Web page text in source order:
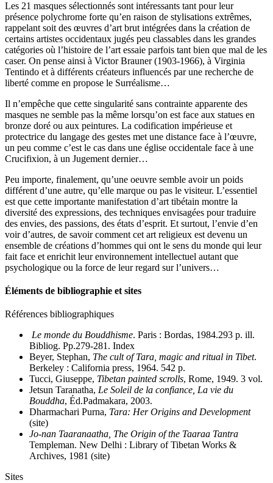
Les 21 masques sélectionnés sont intéressants tant pour leur
présence polychrome forte qu’en raison de stylisations extrêmes,
rappelant soit des œuvres d’art brut intégrées dans la création de
certains artistes occidentaux jugés peu classables dans les grandes
catégories où l’histoire de l’art essaie parfois tant bien que mal de les
caser. On pense ainsi à Victor Brauner (1903-1966), à Virginia
Tentindo et à différents créateurs influencés par une recherche de
liberté comme en propose le Surréalisme…
Il n’empêche que cette singularité sans contrainte apparente des
masques ne semble pas la même lorsqu’on est face aux statues en
bronze doré ou aux peintures. La codification impérieuse et
protectrice du langage des gestes met une distance face à l’œuvre,
un peu comme c’est le cas dans une église occidentale face à une
Crucifixion, à un Jugement dernier…
Peu importe, finalement, qu’une oeuvre semble avoir un poids
différent d’une autre, qu’elle marque ou pas le visiteur. L’essentiel
est que cette importante manifestation d’art tibétain montre la
diversité des expressions, des techniques envisagées pour traduire
des envies, des passions, des états d’esprit. Et surtout, l’envie d’en
voir d’autres, de savoir comment cet art religieux est devenu un
ensemble de créations d’hommes qui ont le sens du monde qui leur
fait face et enrichit leur environnement intellectuel autant que
psychologique ou la force de leur regard sur l’univers…
Éléments de bibliographie et sites
Références bibliographiques
Le monde du Bouddhisme. Paris : Bordas, 1984.293 p. ill.
Bibliog. Pp.279-281. Index
Beyer, Stephan, The cult of Tara, magic and ritual in Tibet.
Berkeley : California press, 1964. 542 p.
Tucci, Giuseppe, Tibetan painted scrolls, Rome, 1949. 3 vol.
Jetsun Taranatha, Le Soleil de la confiance, La vie du
Bouddha, Éd.Padmakara, 2003.
Dharmachari Purna, Tara: Her Origins and Development
(site)
Jo-nan Taaranaatha, The Origin of the Taaraa Tantra
Templeman. New Delhi : Library of Tibetan Works &
Archives, 1981 (site)
Sites